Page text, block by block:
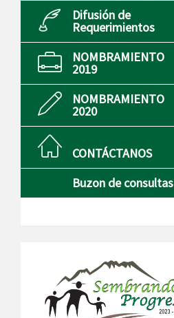
Difusión de
Requerimientos
NOMBRAMIENTO
2019
NOMBRAMIENTO
2020
CONTÁCTANOS
Buzon de consultas